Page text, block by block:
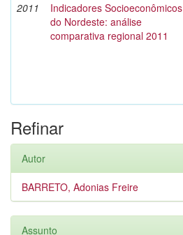
2011
Indicadores Socioeconômicos
do Nordeste: análise
comparativa regional 2011
Refinar
Autor
BARRETO, Adonias Freire
Assunto